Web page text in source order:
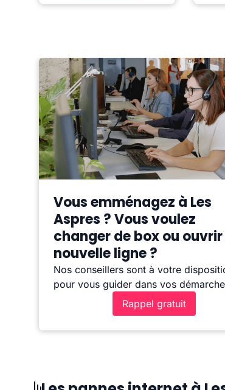
Vous emménagez à Les
Aspres ? Vous voulez
changer de box ou
nouvelle ligne ?
Nos conseillers sont à votre
pour vous guider dans vos
Rappel gratuit